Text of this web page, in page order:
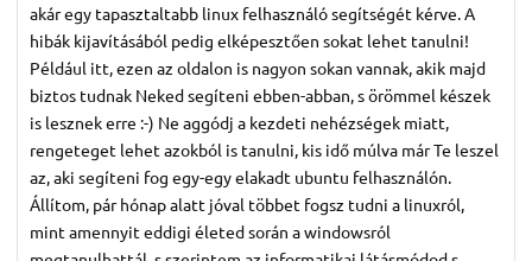
akár egy tapasztaltabb linux felhasználó segítségét kérve. A
hibák kijavításából pedig elképesztően sokat lehet tanulni!
Például itt, ezen az oldalon is nagyon sokan vannak, akik majd
biztos tudnak Neked segíteni ebben-abban, s örömmel készek
is lesznek erre :-) Ne aggódj a kezdeti nehézségek miatt,
rengeteget lehet azokból is tanulni, kis idő múlva már Te leszel
az, aki segíteni fog egy-egy elakadt ubuntu felhasználón.
Állítom, pár hónap alatt jóval többet fogsz tudni a linuxról,
mint amennyit eddigi életed során a windowsról